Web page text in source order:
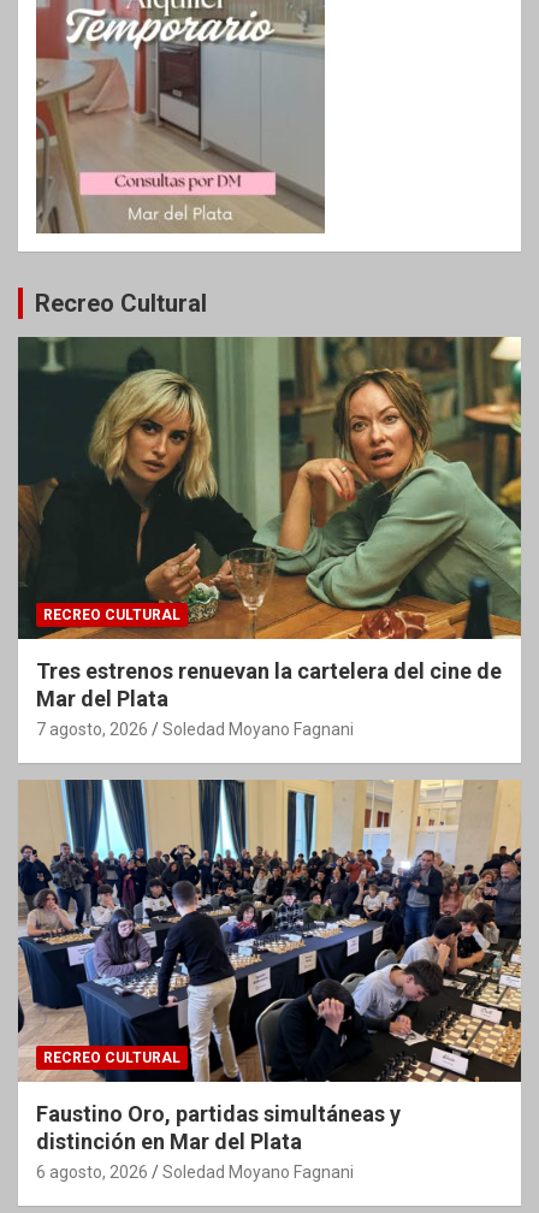
Recreo Cultural
RECREO CULTURAL
Tres estrenos renuevan la cartelera del cine de
Mar del Plata
7 agosto, 2026 Soledad Moyano Fagnani
RECREO CULTURAL
Faustino Oro, partidas simultáneas y
distinción en Mar del Plata
6 agosto, 2026 Soledad Moyano Fagnani